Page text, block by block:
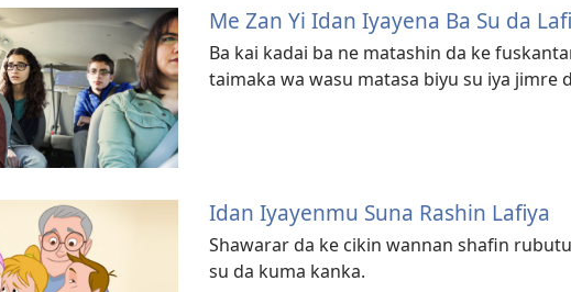
Me Zan Yi Idan Iyayena Ba Su da
Ba kai kadai ba ne matashin da ke
taimaka wa wasu matasa biyu su iya jimre
Idan Iyayenmu Suna Rashin Lafiya
Shawarar da ke cikin wannan shafin
su da kuma kanka.